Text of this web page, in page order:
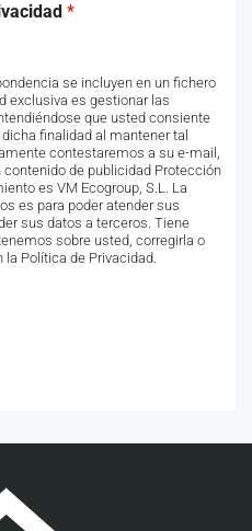
*
se incluyen en un fichero
exclusiva es gestionar las
que usted consiente
finalidad al mantener tal
contestaremos a su e-mail,
de publicidad Protección
es VM Ecogroup, S.L. La
es para poder atender sus
sus datos a terceros. Tiene
sobre usted, corregirla o
Política de Privacidad.